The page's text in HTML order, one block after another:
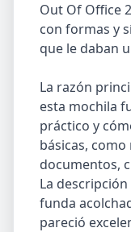
Out Of Office
con formas y
que le daban
La razón
esta mochila
práctico y
básicas,
documentos,
La
funda
pareció